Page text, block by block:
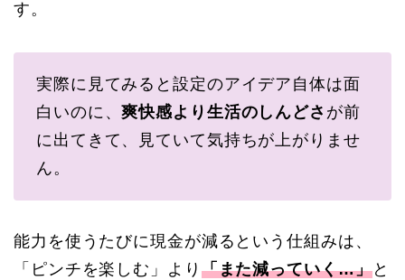
す。
実際に見てみると設定のアイデア自体は面
白いのに、爽快感より生活のしんどさ が前
に出てきて、見ていて気持ちが上がりませ
ん。
能力を使うたびに現金が減るという仕組みは、
「ピンチを楽しむ」より 「また減っていく…」と